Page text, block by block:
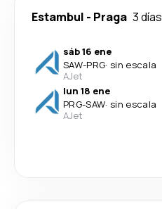
Estambul - Praga 3 días
sáb 16 ene
SAW-PRG· sin escala
AJet
lun 18 ene
PRG-SAW· sin escala
AJet